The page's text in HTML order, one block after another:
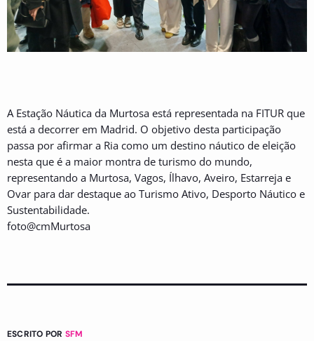
A Estação Náutica da Murtosa está representada na FITUR que
está a decorrer em Madrid. O objetivo desta participação
passa por afirmar a Ria como um destino náutico de eleição
nesta que é a maior montra de turismo do mundo,
representando a Murtosa, Vagos, Ílhavo, Aveiro, Estarreja e
Ovar para dar destaque ao Turismo Ativo, Desporto Náutico e
Sustentabilidade.
foto@cmMurtosa
ESCRITO POR SFM